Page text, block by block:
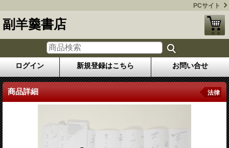
PCサイト
副羊羹書店
ログイン 新規登録はこちら お問い合せ
商品詳細 法律